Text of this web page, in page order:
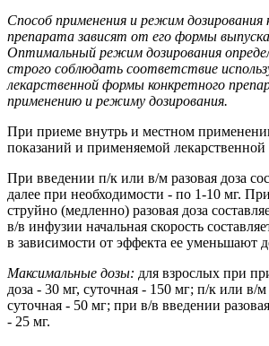
Способ применения и режим дозирования
препарата зависят от его формы
Оптимальный режим дозирования
строго соблюдать соответствие
лекарственной формы конкретного
применению и режиму дозирования.
При приеме внутрь и местном
показаний и применяемой
При введении п/к или в/м разовая доза
далее при необходимости - по 1-10 мг.
струйно (медленно) разовая доза
в/в инфузии начальная скорость
в зависимости от эффекта ее уменьшают
Максимальные дозы: для взрослых при
доза - 30 мг, суточная - 150 мг; п/к или в/м
суточная - 50 мг; при в/в введении
- 25 мг.